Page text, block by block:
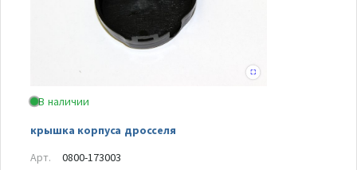
В наличии
крышка корпуса дросселя
Арт.
0800-173003